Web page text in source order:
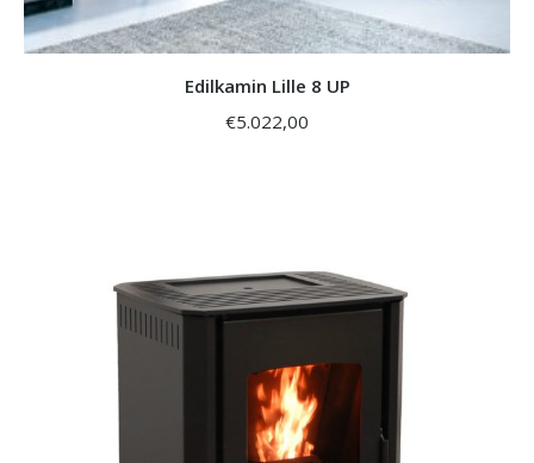
Edilkamin Lille 8 UP
€5.022,00